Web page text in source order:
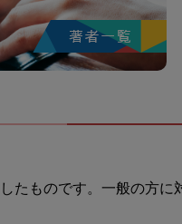
たものです。一般の方